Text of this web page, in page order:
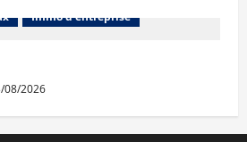
Immo d'entreprise
08/2026